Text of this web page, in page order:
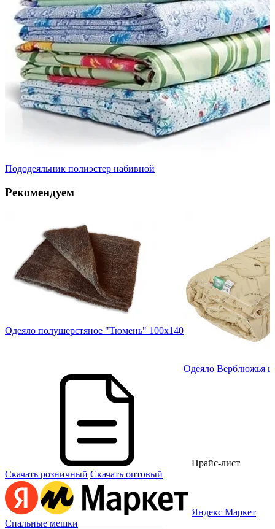
Пододеяльник полиэстер набивной
Рекомендуем
Одеяло полушерстяное "Тюмень" 100х140
Одеяло Верблюжья
Прайс-лист
Скачать розничный Скачать оптовый
Яндекс Маркет
Спальные мешки